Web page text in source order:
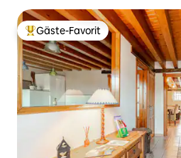
Beliebter Gäste-Favorit.
Gäste-Favorit